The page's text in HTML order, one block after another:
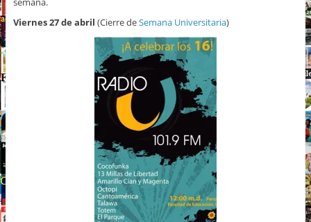
Viernes 27 de abril (Cierre deSemana Universitaria)